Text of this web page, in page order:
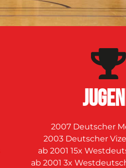
2007 Deutscher
2003 Deutscher
ab 2001 15x
ab 2001 3x